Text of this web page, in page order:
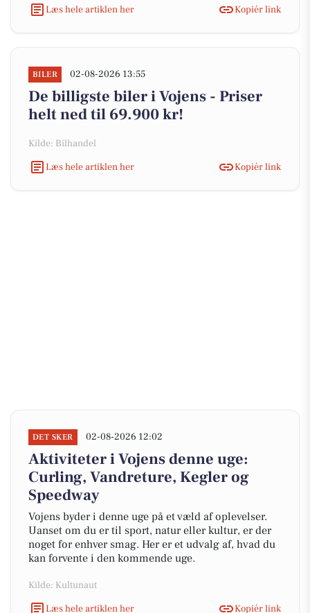
Læs hele artiklen her Kopiér link
BILER 02-08-2026 13:55
De billigste biler i Vojens - Priser
helt ned til 69.900 kr!
Kilde: Bilhandel
Læs hele artiklen her
Kopiér link
DET SKER 02-08-2026 12:02
Aktiviteter i Vojens denne uge:
Curling, Vandreture, Kegler og
Speedway
Vojens byder i denne uge på et væld af oplevelser.
Uanset om du er til sport, natur eller kultur, er der
noget for enhver smag. Her er et udvalg af, hvad du
kan forvente i den kommende uge.
Kilde: Kultunaut
Læs hele artiklen her
Kopiér link